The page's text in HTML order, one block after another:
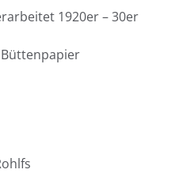
1920er – 30er